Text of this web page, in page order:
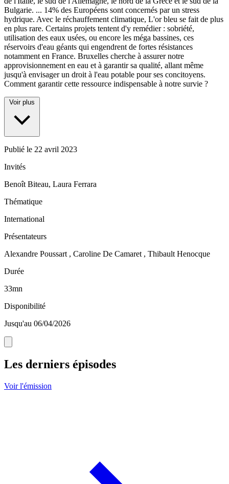
Bulgarie. ... 14% des Européens sont concernés par un stress
hydrique. Avec le réchauffement climatique, L'or bleu se fait de plus
en plus rare. Certains projets tentent d'y remédier : sobriété,
utilisation des eaux usées, ou encore les méga bassines, ces
réservoirs d'eau géants qui engendrent de fortes résistances
notamment en France. Bruxelles cherche à assurer notre
approvisionnement en eau et à garantir sa qualité, allant même
jusqu'à envisager un droit à l'eau potable pour ses concitoyens.
Comment garantir cette ressource indispensable à notre survie ?
Voir plus
Publié le 22 avril 2023
Invités
Benoît Biteau, Laura Ferrara
Thématique
International
Présentateurs
Alexandre Poussart , Caroline De Camaret , Thibault Henocque
Durée
33mn
Disponibilité
Jusqu'au 06/04/2026
Les derniers épisodes
Voir l'émission